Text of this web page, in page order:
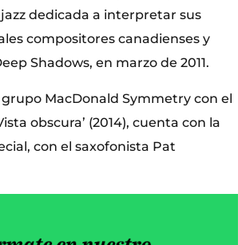
dedicada a interpretar sus
compositores canadienses y
Shadows, en marzo de 2011.
MacDonald Symmetry con el
obscura’ (2014), cuenta con la
con el saxofonista Pat